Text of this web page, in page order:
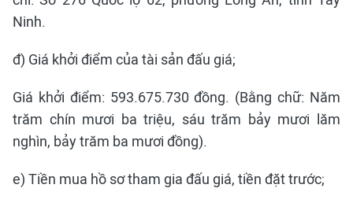
Ninh.
đ) Giá khởi điểm của tài sản đấu giá;
Giá khởi điểm: 593.675.730 đồng. (Bằng chữ: Năm
trăm chín mươi ba triệu, sáu trăm bảy mươi lăm
nghìn, bảy trăm ba mươi đồng).
e) Tiền mua hồ sơ tham gia đấu giá, tiền đặt trước;